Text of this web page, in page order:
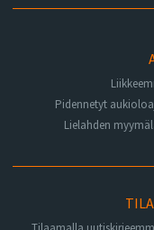
Pidennetyt
Lielahden